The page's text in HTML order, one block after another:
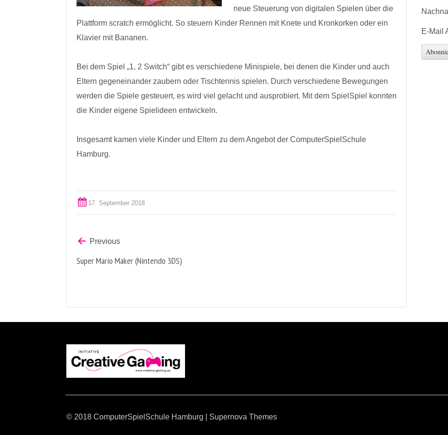
neue Steuerung von digitalen Spielen über die
Plattform scratch ermöglicht. So steuern Kinder Rennen mit Knete und Kronkorken oder ein
Klavier mit Bananen.
Bei dem Spiel „1, 2 Switch“ gibt es verschiedene Minispiele, bei denen die Kinder und auch
Eltern gegeneinander zaubern oder Tischtennis spielen. Durch verschiedene Bewegungen
werden die Spiele gesteuert, es wird viel gelacht und ausprobiert. Mit dem SpielSpiel konnten
die Kinder eigene Spielideen entwickeln.
Insgesamt kamen viele Kinder und Eltern zu dem Angebot der ComputerSpielSchule
Hamburg.
17. September 2018
Previous
Super Mario Maker (Nintendo 3DS)
E-Mail
© 2018 ComputerSpielSchule Hamburg Supernova Themes